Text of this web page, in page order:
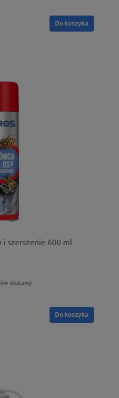
Do koszyka
i szerszenie 600 ml
dostawy
Do koszyka